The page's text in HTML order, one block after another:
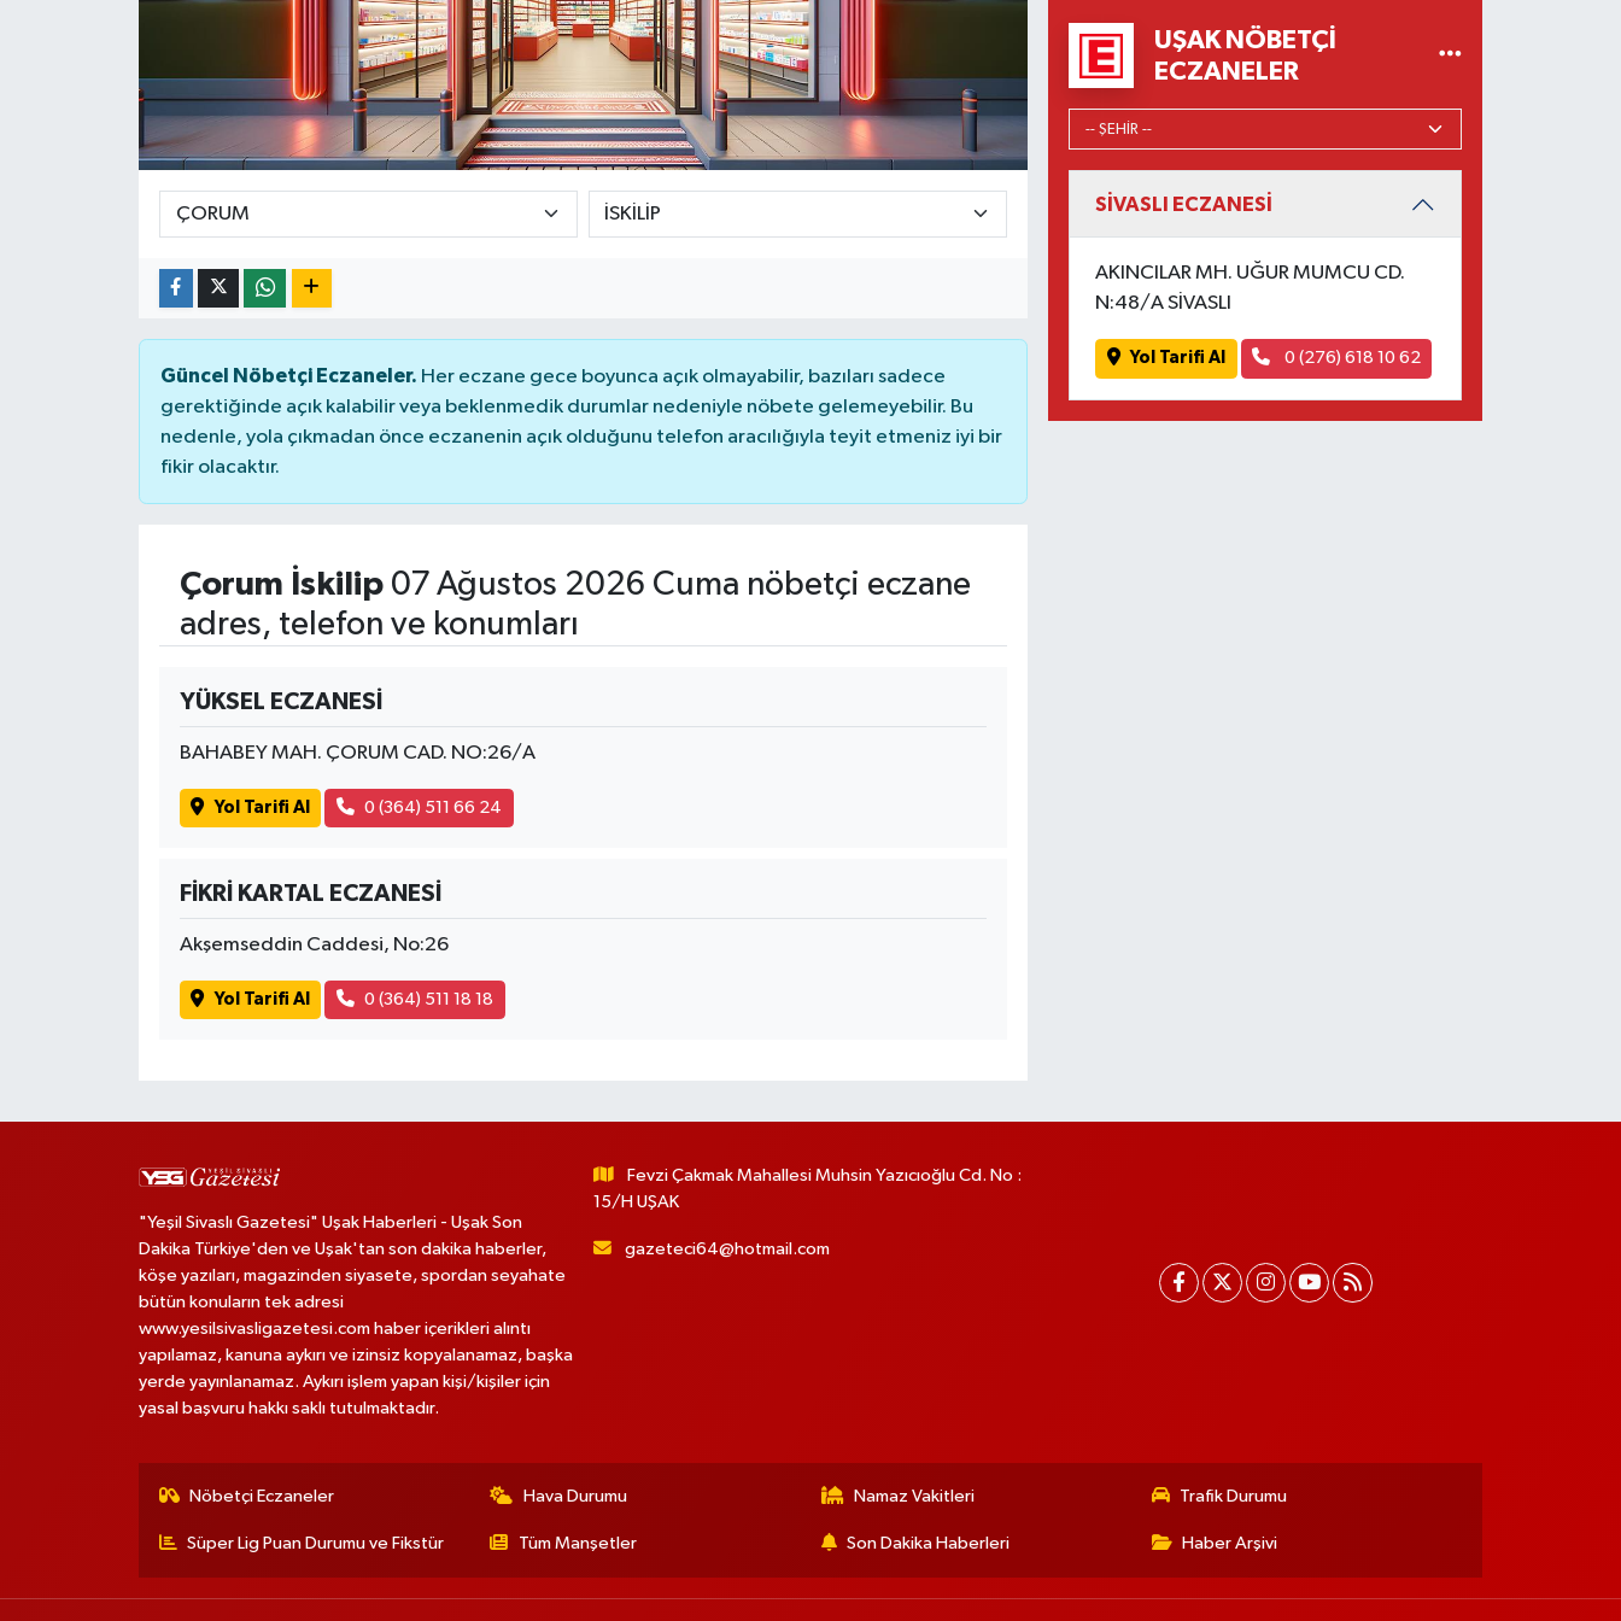
Güncel Nöbetçi Eczaneler. Her eczane gece boyunca açık olmayabilir, bazıları sadece
gerektiğinde açık kalabilir veya beklenmedik durumlar nedeniyle nöbete gelemeyebilir. Bu
nedenle, yola çıkmadan önce eczanenin açık olduğunu telefon aracılığıyla teyit etmeniz iyi bir
fikir olacaktır.
Çorum İskilip07 Ağustos 2026 Cuma nöbetçi eczane
adres, telefon ve konumları
YÜKSEL ECZANESİ
BAHABEY MAH. ÇORUM CAD. NO:26/A
Yol Tarifi Al 0 (364) 511 66 24
FİKRİ KARTAL ECZANESİ
Akşemseddin Caddesi, No:26
Yol Tarifi Al 0 (364) 511 18 18
UŞAK NÖBETÇI
ECZANELER
SİVASLI ECZANESİ
AKINCILAR MH. UĞUR MUMCU CD.
N:48/A SİVASLI
Yol Tarifi Al 0 (276) 618 10 62
"Yeşil Sivaslı Gazetesi" Uşak Haberleri - Uşak Son
Dakika Türkiye'den ve Uşak'tan son dakika haberler,
köşe yazıları, magazinden siyasete, spordan seyahate
bütün konuların tek adresi
www.yesilsivasligazetesi.com haber içerikleri alıntı
yapılamaz, kanuna aykırı ve izinsiz kopyalanamaz, başka
yerde yayınlanamaz. Aykırı işlem yapan kişi/kişiler için
yasal başvuru hakkı saklı tutulmaktadır.
Fevzi Çakmak Mahallesi Muhsin Yazıcıoğlu Cd. No :
15/H UŞAK
gazeteci64@hotmail.com
Nöbetçi Eczaneler Hava Durumu Namaz Vakitleri Trafik Durumu
Süper Lig Puan Durumu ve Fikstür Tüm Manşetler Son Dakika Haberleri Haber Arşivi